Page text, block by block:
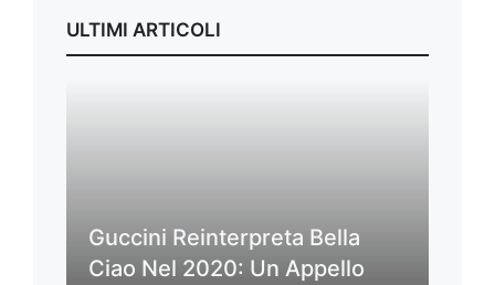
ULTIMI ARTICOLI
Guccini Reinterpreta Bella
Ciao Nel 2020: Un Appello